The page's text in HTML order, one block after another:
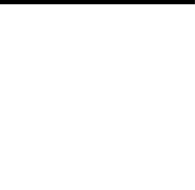
Höhe: 285mm